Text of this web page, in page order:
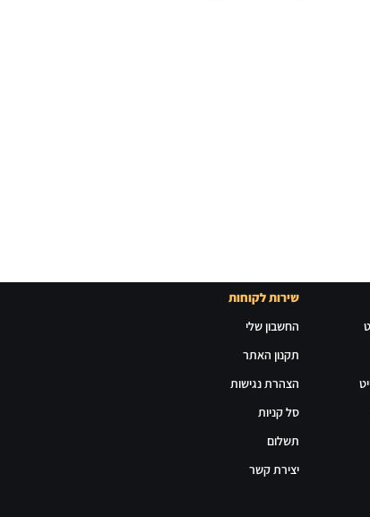
שירות לקוחות
החשבון שלי
תקנון האתר
הצהרת נגישות
סל קניות
תשלום
יצירת קשר